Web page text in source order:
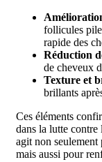
follicules
rapide des
Réduction
de cheveux
Texture et
brillants
Ces éléments
dans la lutte
agit non seulement
mais aussi pour